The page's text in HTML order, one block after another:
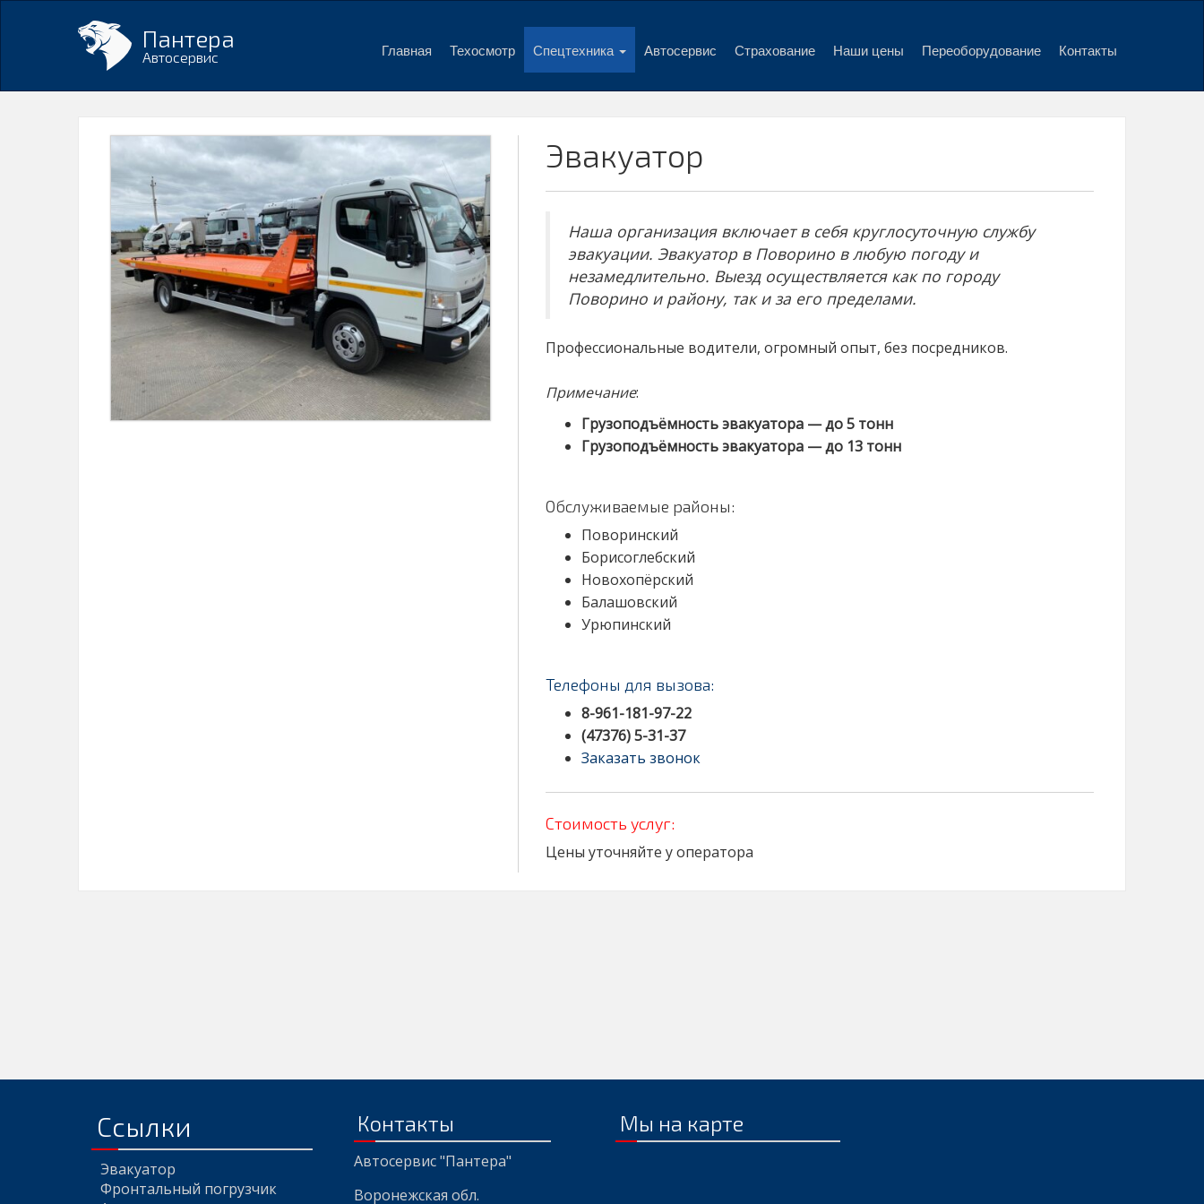
Пантера
Автосервис Главная Техосмотр Спецтехника Автосервис Страхование Наши цены Переоборудование Контакты
Эвакуатор
Наша организация включает в себя круглосуточную службу
эвакуации. Эвакуатор в Поворино в любую погоду и
незамедлительно. Выезд осуществляется как по городу
Поворино и району, так и за его пределами.
Профессиональные водители, огромный опыт, без посредников.
Примечание:
Грузоподъёмность эвакуатора — до 5 тонн
Грузоподъёмность эвакуатора — до 13 тонн
Обслуживаемые районы:
Поворинский
Борисоглебский
Новохопёрский
Балашовский
Урюпинский
Телефоны для вызова:
8-961-181-97-22
(47376) 5-31-37
Заказать звонок
Стоимость услуг:
Цены уточняйте у оператора
Ссылки
Эвакуатор
Фронтальный погрузчик
Контакты
Aвтосервис "Пантера"
Воронежская обл.
Мы на карте